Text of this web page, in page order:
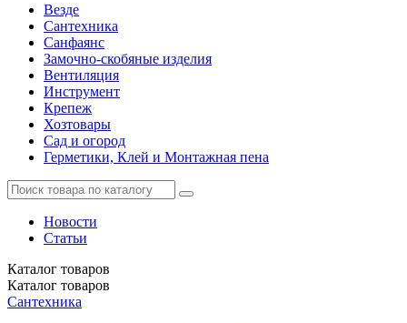
Везде
Сантехника
Санфаянс
Замочно-скобяные изделия
Вентиляция
Инструмент
Крепеж
Хозтовары
Сад и огород
Герметики, Клей и Монтажная пена
Новости
Статьи
Каталог товаров
Каталог товаров
Сантехника